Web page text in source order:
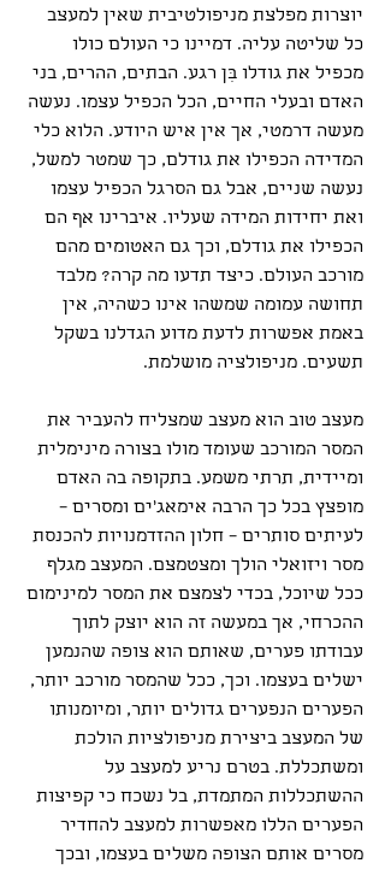
יוצרות מפלצת מניפולטיבית שאין למעצב
כל שליטה עליה. דמיינו כי העולם כולו
מכפיל את גודלו בִּן רגע. הבתים, ההרים, בני
האדם ובעלי החיים, הכל הכפיל עצמו. נעשה
מעשה דרמטי, אך אין איש היודע. הלוא כלי
המדידה הכפילו את גודלם, כך שמטר למשל,
נעשה שניים, אבל גם הסרגל הכפיל עצמו
ואת יחידות המידה שעליו. איברינו אף הם
הכפילו את גודלם, וכך גם האטומים מהם
מורכב העולם. כיצד תדעו מה קרה? מלבד
תחושה עמומה שמשהו אינו כשהיה, אין
באמת אפשרות לדעת מדוע הגדלנו בשקל
תשעים. מניפולציה מושלמת.
מעצב טוב הוא מעצב שמצליח להעביר את
המסר המורכב שעומד מולו בצורה מינימלית
ומיידית, תרתי משמע. בתקופה בה האדם
מופצץ בכל כך הרבה אימאג'ים ומסרים –
לעיתים סותרים – חלון ההזדמנויות להכנסת
מסר ויזואלי הולך ומצטמצם. המעצב מגלף
ככל שיוכל, בכדי לצמצם את המסר למינימום
ההכרחי, אך במעשה זה הוא יוצק לתוך
עבודתו פערים, שאותם הוא צופה שהנמען
ישלים בעצמו. וכך, ככל שהמסר מורכב יותר,
הפערים הנפערים גדולים יותר, ומיומנותו
של המעצב ביצירת מניפולציות הולכת
ומשתכללת. בטרם נריע למעצב על
ההשתכללות המתמדת, בל נשכח כי קפיצות
הפערים הללו מאפשרות למעצב להחדיר
מסרים אותם הצופה משלים בעצמו, ובכך